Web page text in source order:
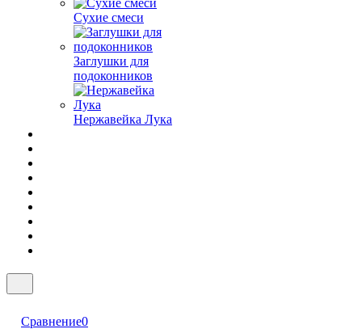
Сухие смеси
Заглушки для
подоконников
Нержавейка Лука
Сравнение0